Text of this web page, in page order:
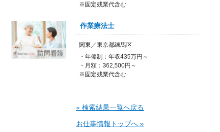
※固定残業代含む
作業療法士
関東／東京都練馬区
・年俸制：年収435万円～
・月額：362,500円～
※固定残業代含む
« 検索結果一覧へ戻る
お仕事情報トップへ »